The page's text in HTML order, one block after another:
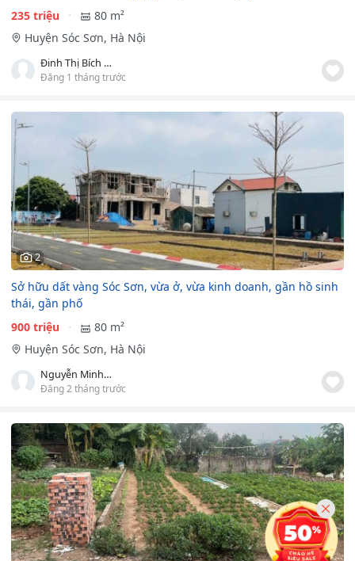
235 triệu
80 m²
Huyện Sóc Sơn, Hà Nội
Đinh Thị Bích Phượng
Đăng 1 tháng trước
2
Sở hữu dất vàng Sóc Sơn, vừa ở, vừa kinh doanh, gần hồ sinh
thái, gần phố
900 triệu
80 m²
Huyện Sóc Sơn, Hà Nội
Nguyễn Minh Hải
Đăng 2 tháng trước